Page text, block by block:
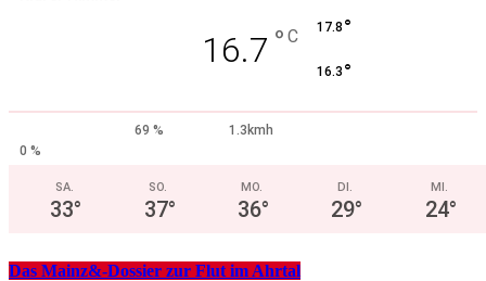
16.7 ° C 17.8 °
16.3 °
69 %
1.3kmh
0 %
SA.
33°
SO.
37°
MO.
36°
DI.
29°
MI.
24°
Das Mainz&-Dossier zur Flut im Ahrtal